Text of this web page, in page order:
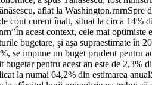
aflat la
cont curent înalt, situat la circa
acest context, cele mai
bugetare, şi aşa supraestimate
se impune un buget prudent pentru
pentru acest an este de
la numai 64,2% din estimarea